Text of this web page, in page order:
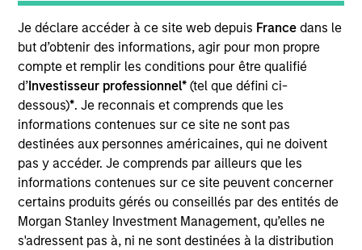
Je déclare accéder à ce site web depuis France dans le
but d’obtenir des informations, agir pour mon propre
compte et remplir les conditions pour être qualifié
d’Investisseur professionnel*(tel que défini ci-
dessous)*. Je reconnais et comprends que les
informations contenues sur ce site ne sont pas
destinées aux personnes américaines, qui ne doivent
pas y accéder. Je comprends par ailleurs que les
informations contenues sur ce site peuvent concerner
certains produits gérés ou conseillés par des entités de
Morgan Stanley Investment Management, qu’elles ne
s'adressent pas à, ni ne sont destinées à la distribution
Overview
Morgan Stanley Inceptionseeks long-term capital
appreciation by investing in high-quality established and
emerging companies with capitalizations within the
range of companies included in the Russell 2000 Growth
Index. To help achieve its objective, the investment team
seeks companies with sustainable competitive
advantages, strong free-cash-flow yields and favorable
returns on invested capital trends. The team focuses on
long-term growth rather than short-term events, with
their stock selection informed by rigorous fundamental
analysis.